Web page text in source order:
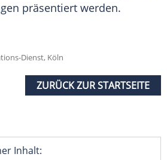
präsentiert werden.
Dienst, Köln
ZURÜCK ZUR STARTSEITE
Inhalt: